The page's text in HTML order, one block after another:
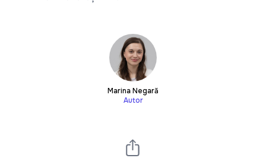
Marina Negară
Autor